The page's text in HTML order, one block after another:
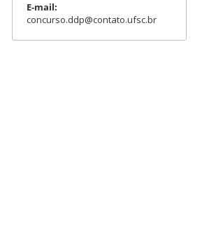
E-mail:
concurso.ddp@contato.ufsc.br